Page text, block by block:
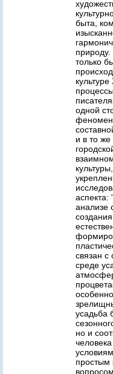
быта,
только
одной
и в то
аспекта:
анализе
связан с
среде
усадьба
но и
простым